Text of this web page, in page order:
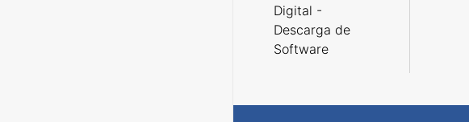
Digital -
Descarga de
Software